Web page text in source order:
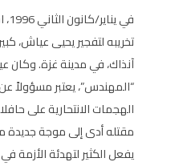
تخريبه لتفجير يحيى عياش،
آنذاك، في مدينة غزة.
“المهندس”، يعتبر مسؤولاً عن
الهجمات الانتحارية على
مقتله أدى إلى موجة جديدة
يفعل الكثير لتهدئة الأزمة